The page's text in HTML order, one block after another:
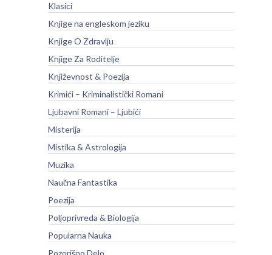
Klasici
Knjige na engleskom jeziku
Knjige O Zdravlju
Knjige Za Roditelje
Književnost & Poezija
Krimići – Kriminalistički Romani
Ljubavni Romani – Ljubići
Misterija
Mistika & Astrologija
Muzika
Naučna Fantastika
Poezija
Poljoprivreda & Biologija
Popularna Nauka
Pozorišno Delo